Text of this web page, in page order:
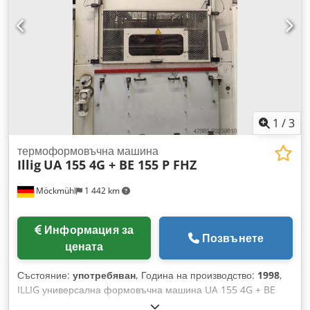
Необходимост от сгъстен въздух: 6 bar Оборудване - Горно
нагряване с 5-зонен контрол HTS (700ºC) - Долно нагряване
с 5-зонен контрол HTS (500ºC) - Охлаждащ вентилатор D06
- Каскада на масата - Вакуумна каскада - Горен щемпел -
Включително ILLIG охладител и ILLIG агрегат за
терморегулиране
1 /3
Möckmühl 1 442 km
термоформовъчна машина
Illig UA 155 4G + BE 155 P FHZ
Информация за
цената
Позвънете
Състояние: употребяван, Година на производство: 1998,
ILLIG универсална формовъчна машина UA 155 4G + BE
155 P FHZ Технически данни: - Максимален размер на